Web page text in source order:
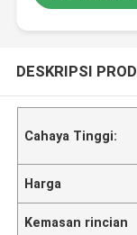
DESKRIPSI
Cahaya Tinggi:
Harga
Kemasan rincian